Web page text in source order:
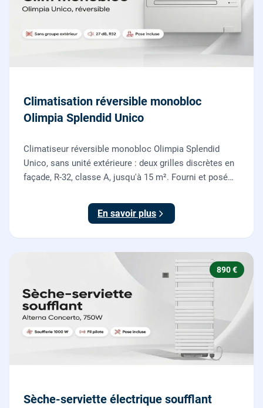
Climatisation réversible monobloc
Olimpia Splendid Unico
Climatiseur réversible monobloc Olimpia Splendid
Unico, sans unité extérieure : deux grilles discrètes en
façade, R-32, classe A, jusqu'à 15 m². Fourni et posé
En savoir plus
890 €
Sèche-serviette électrique soufflant